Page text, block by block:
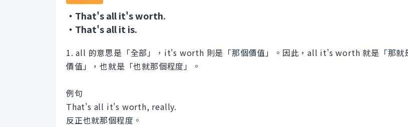
・That's all it's worth.
・That's all it is.
1. all 的意思是「全部」，it's worth 則是「那個價值」。因此，all it's worth 就是「那就
價值」，也就是「也就那個程度」。
例句
That's all it's worth, really.
反正也就那個程度。